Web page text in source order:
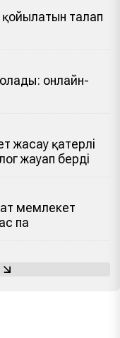
талап
онлайн-
жасау қатерлі
жауап берді
мемлекет
па